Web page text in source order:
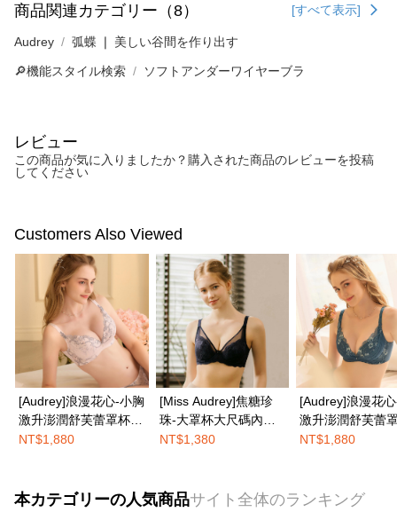
商品関連カテゴリー（8） [すべて表示]
Audrey 弧蝶 ❘ 美しい谷間を作り出す
🔎機能スタイル検索 ソフトアンダーワイヤーブラ
レビュー
この商品が気に入りましたか？購入された商品のレビューを投稿
してください
Customers Also Viewed
[Audrey]浪漫花心-小胸
激升澎潤舒芙蕾罩杯內
衣-甜心粉
NT$1,880
[Miss Audrey]焦糖珍
珠-大罩杯大尺碼內衣-
性感深紫
NT$1,380
[Audrey]浪漫花
激升澎潤舒芙蕾
衣-古典藍
NT$1,880
本カテゴリーの人気商品サイト全体のランキング